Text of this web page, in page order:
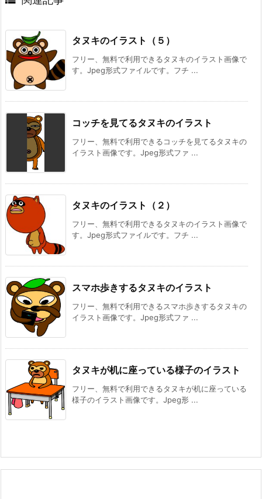
タヌキのイラスト（５）
フリー、無料で利用できるタヌキのイラスト画像で
す。Jpeg形式ファイルです。フチ ...
コッチを見てるタヌキのイラスト
フリー、無料で利用できるコッチを見てるタヌキの
イラスト画像です。Jpeg形式ファ ...
タヌキのイラスト（２）
フリー、無料で利用できるタヌキのイラスト画像で
す。Jpeg形式ファイルです。フチ ...
スマホ歩きするタヌキのイラスト
フリー、無料で利用できるスマホ歩きするタヌキの
イラスト画像です。Jpeg形式ファ ...
タヌキが机に座っている様子のイラスト
フリー、無料で利用できるタヌキが机に座っている
様子のイラスト画像です。Jpeg形 ...